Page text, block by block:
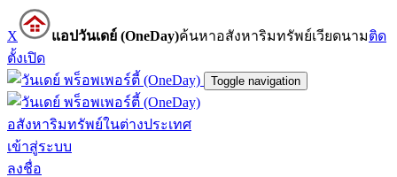
X แอปวันเดย์ (OneDay)ค้นหาอสังหาริมทรัพย์เวียดนามติด
ตั้งเปิด
Toggle navigation
อสังหาริมทรัพย์ในต่างประเทศ
เข้าสู่ระบบ
ลงชื่อ